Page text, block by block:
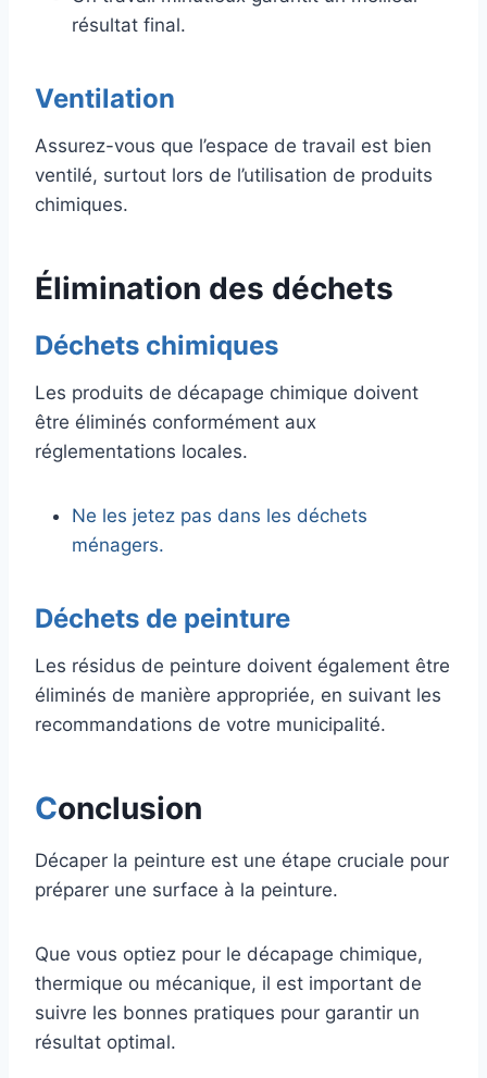
résultat final.
Ventilation
Assurez-vous que l’espace de travail est bien
ventilé, surtout lors de l’utilisation de produits
chimiques.
Élimination des déchets
Déchets chimiques
Les produits de décapage chimique doivent
être éliminés conformément aux
réglementations locales.
Ne les jetez pas dans les déchets
ménagers.
Déchets de peinture
Les résidus de peinture doivent également être
éliminés de manière appropriée, en suivant les
recommandations de votre municipalité.
Conclusion
Décaper la peinture est une étape cruciale pour
préparer une surface à la peinture.
Que vous optiez pour le décapage chimique,
thermique ou mécanique, il est important de
suivre les bonnes pratiques pour garantir un
résultat optimal.